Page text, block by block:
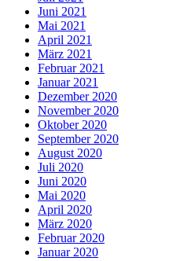
Juni 2021
Mai 2021
April 2021
März 2021
Februar 2021
Januar 2021
Dezember 2020
November 2020
Oktober 2020
September 2020
August 2020
Juli 2020
Juni 2020
Mai 2020
April 2020
März 2020
Februar 2020
Januar 2020